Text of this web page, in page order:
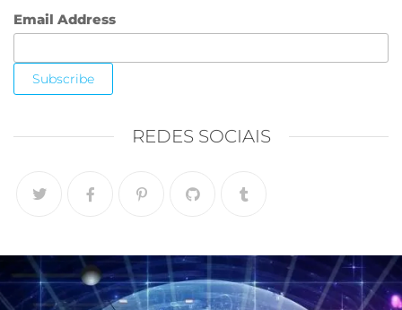
Email Address
REDES SOCIAIS